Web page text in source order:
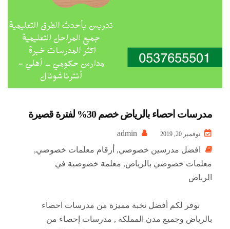
مدرسات احصاء بالرياض خصم 30% لفترة قصيرة
نوفمبر 20, 2019
افضل مدرسين خصوصي, أرقام معلمات خصوصي,
معلمات خصوصي بالرياض, معلمة خصوصية في
الرياض
نوفر لكم أفضل نخبة مميزة من مدرسات احصاء
بالرياض وجميع مدن المملكة , مدرسات إحصاء من